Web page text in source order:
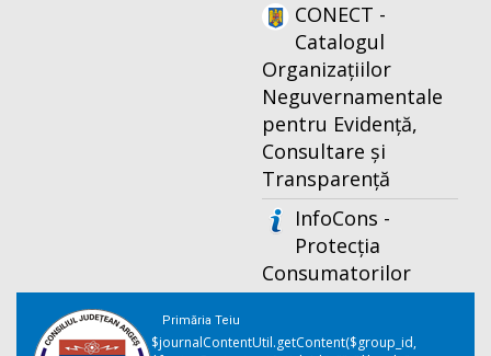
CONECT -
Catalogul
Organizațiilor
Neguvernamentale
pentru Evidență,
Consultare și
Transparență
InfoCons -
Protecția
Consumatorilor
Primăria Teiu
$journalContentUtil.getContent($group_id,